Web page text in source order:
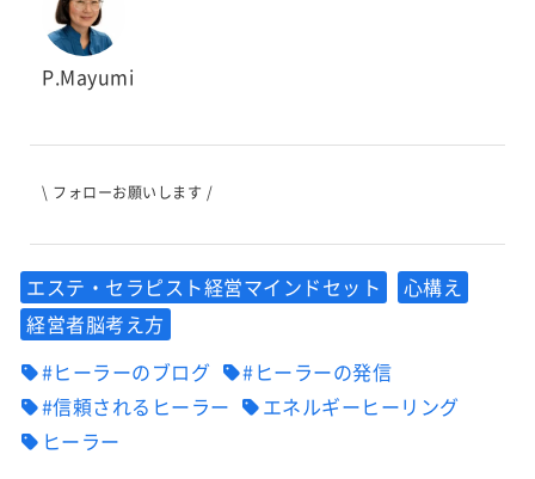
P.Mayumi
\ フォローお願いします /
エステ・セラピスト経営マインドセット
心構え
経営者脳考え方
#ヒーラーのブログ
#ヒーラーの発信
#信頼されるヒーラー
エネルギーヒーリング
ヒーラー